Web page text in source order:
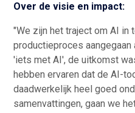
Over de visie en impact:
"We zijn het traject om AI in
productieproces
'iets met AI', de uitkomst
hebben ervaren dat de AI-
daadwerkelijk heel goed
samenvattingen, gaan we